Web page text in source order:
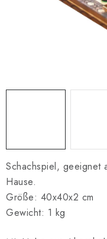
SCHACH-MERCH
Geschäftsbedingungen
Schachspiel, geeignet
Hause.
Größe: 40x40x2 cm
Gewicht: 1 kg